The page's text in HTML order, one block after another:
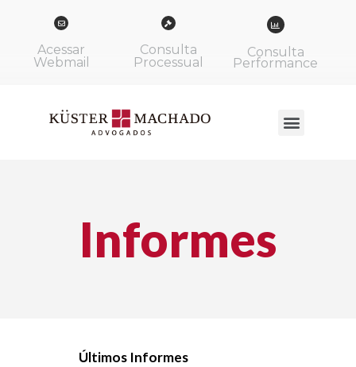
Acessar
Webmail
Consulta
Processual
Consulta
Performance
Informes
Últimos Informes